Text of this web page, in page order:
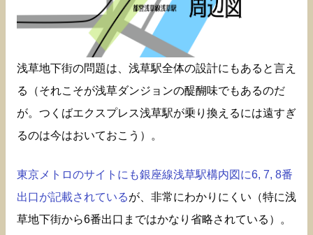
浅草地下街の問題は、浅草駅全体の設計にもあると言え
る（それこそが浅草ダンジョンの醍醐味でもあるのだ
が。つくばエクスプレス浅草駅が乗り換えるには遠すぎ
るのは今はおいておこう）。
東京メトロのサイトにも銀座線浅草駅構内図に6, 7, 8番
出口が記載されているが、非常にわかりにくい（特に浅
草地下街から6番出口まではかなり省略されている）。